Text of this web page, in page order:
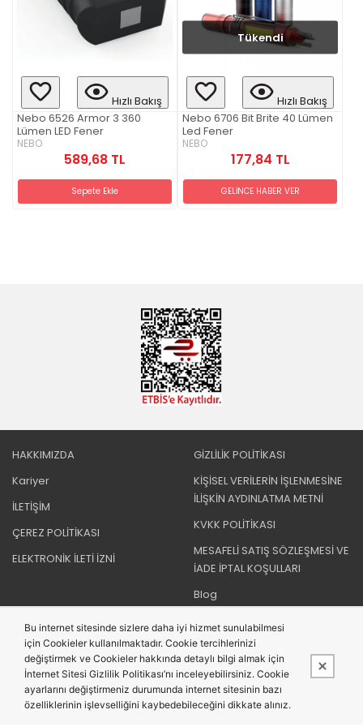
Hızlı Bakış
Nebo 6526 Armor 3 360
Lümen LED Fener
NEBO
589,68 TL
Sepete Ekle
Tükendi
Hızlı Bakış
Nebo 6706 Bit Brite 40 Lümen
Led Fener
NEBO
177,84 TL
GELİNCE HABER VER
HAKKIMIZDA
Kariyer
İLETİŞİM
ÇEREZ POLİTİKASI
ELEKTRONİK İLETİ İZNİ
GİZLİLİK POLİTİKASI
KİŞİSEL VERİLERİN İŞLENMESİNE
İLİŞKİN AYDINLATMA METNİ
KVKK POLİTİKASI
MESAFELİ SATIŞ SÖZLEŞMESİ VE
İADE İPTAL KOŞULLARI
Blog
BIZI TAKIP EDIN
Bu internet sitesinde sizlere daha iyi hizmet sunulabilmesi
için Cookieler kullanılmaktadır. Cookie tercihlerinizi
değiştirmek ve Cookieler hakkında detaylı bilgi almak için
İnternet Sitesi Gizlilik Politikası’nı inceleyebilirsiniz. Cookie
ayarlarını değiştirmeniz durumunda internet sitesinin bazı
özelliklerinin işlevselliğini kaybedebileceğini dikkate alınız.